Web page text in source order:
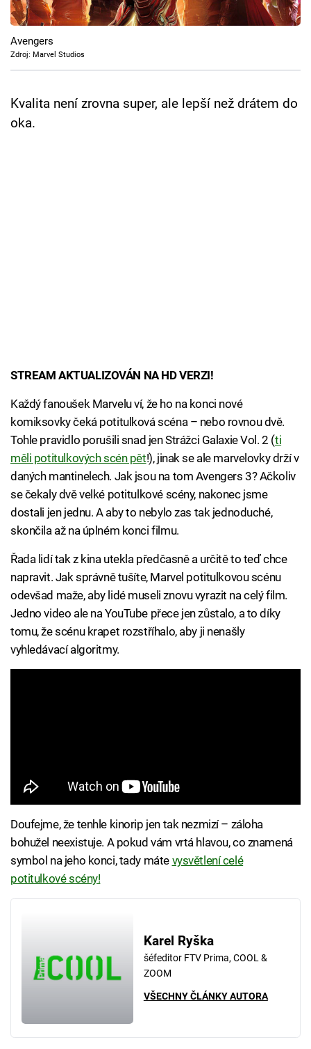
Cool Esport
Pořady
Sledujte prima+
Avengers
Zdroj: Marvel Studios
Kvalita není zrovna super, ale lepší než drátem do
oka.
STREAM AKTUALIZOVÁN NA HD VERZI!
Každý fanoušek Marvelu ví, že ho na konci nové
komiksovky čeká potitulková scéna – nebo rovnou dvě.
Tohle pravidlo porušili snad jen Strážci Galaxie Vol. 2 (ti
měli potitulkových scén pět!), jinak se ale marvelovky drží v
daných mantinelech. Jak jsou na tom Avengers 3? Ačkoliv
se čekaly dvě velké potitulkové scény, nakonec jsme
dostali jen jednu. A aby to nebylo zas tak jednoduché,
skončila až na úplném konci filmu.
Řada lidí tak z kina utekla předčasně a určitě to teď chce
napravit. Jak správně tušíte, Marvel potitulkovou scénu
odevšad maže, aby lidé museli znovu vyrazit na celý film.
Jedno video ale na YouTube přece jen zůstalo, a to díky
tomu, že scénu krapet rozstříhalo, aby ji nenašly
vyhledávací algoritmy.
Doufejme, že tenhle kinorip jen tak nezmizí – záloha
bohužel neexistuje. A pokud vám vrtá hlavou, co znamená
symbol na jeho konci, tady máte vysvětlení celé
potitulkové scény!
Karel Ryška
šéfeditor FTV Prima, COOL &
ZOOM
VŠECHNY ČLÁNKY AUTORA